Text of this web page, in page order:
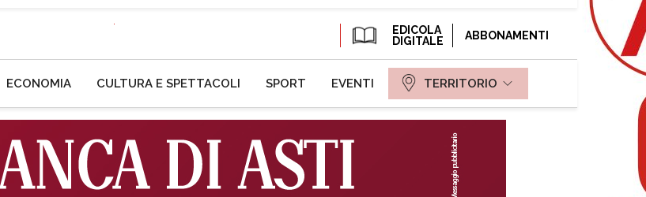
EDICOLA
DIGITALE
ABBONAMENTI
ECONOMIA CULTURA E SPETTACOLI SPORT EVENTI TERRITORIO